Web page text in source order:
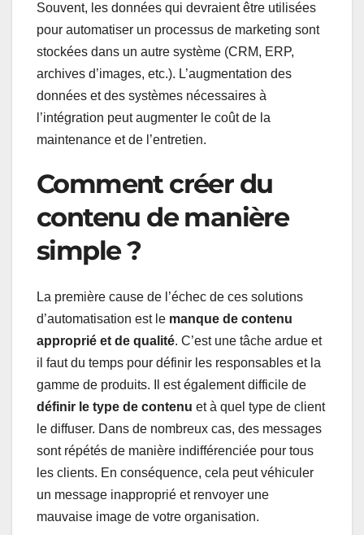
Souvent, les données qui devraient être utilisées
pour automatiser un processus de marketing sont
stockées dans un autre système (CRM, ERP,
archives d’images, etc.). L’augmentation des
données et des systèmes nécessaires à
l’intégration peut augmenter le coût de la
maintenance et de l’entretien.
Comment créer du
contenu de manière
simple ?
La première cause de l’échec de ces solutions
d’automatisation est le manque de contenu
approprié et de qualité. C’est une tâche ardue et
il faut du temps pour définir les responsables et la
gamme de produits. Il est également difficile de
définir le type de contenu et à quel type de client
le diffuser. Dans de nombreux cas, des messages
sont répétés de manière indifférenciée pour tous
les clients. En conséquence, cela peut véhiculer
un message inapproprié et renvoyer une
mauvaise image de votre organisation.